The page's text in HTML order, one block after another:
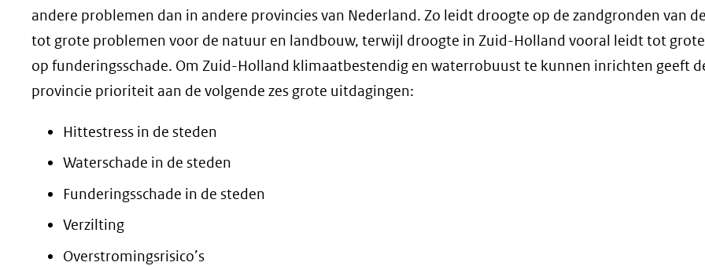
(verwijst
naar
een
andere
andere problemen dan in andere provincies van Nederland. Zo leidt droogte op de zandgronden van
tot grote problemen voor de natuur en landbouw, terwijl droogte in Zuid-Holland vooral leidt tot grote
op funderingsschade. Om Zuid-Holland klimaatbestendig en waterrobuust te kunnen inrichten geeft
provincie prioriteit aan de volgende zes grote uitdagingen:
Hittestress in de steden
Waterschade in de steden
Funderingsschade in de steden
Verzilting
Overstromingsrisico’s